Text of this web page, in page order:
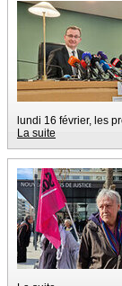
lundi 16 février, les
La suite